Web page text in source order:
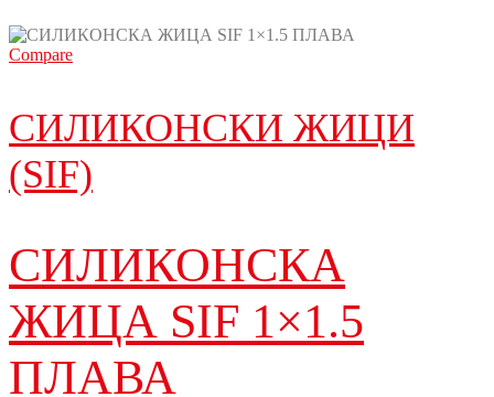
Compare
СИЛИКОНСКИ ЖИЦИ
(SIF)
СИЛИКОНСКА
ЖИЦА SIF 1×1.5
ПЛАВА